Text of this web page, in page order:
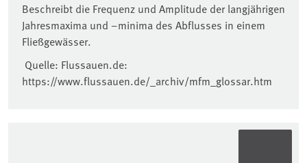
Beschreibt die Frequenz und Amplitude der langjährigen
Jahresmaxima und –minima des Abflusses in einem
Fließgewässer.
Quelle: Flussauen.de:
https://www.flussauen.de/_archiv/mfm_glossar.htm